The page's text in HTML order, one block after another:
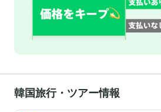
韓国旅行・ツアー情報